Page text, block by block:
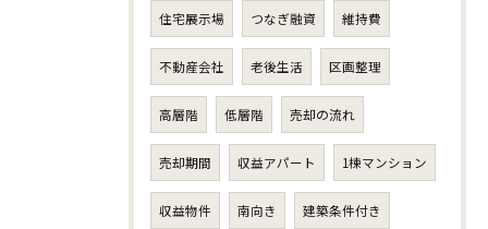
住宅展示場 つなぎ融資 維持費
不動産会社 老後生活 区画整理
高層階 低層階 売却の流れ
売却期間 収益アパート 1棟マンション
収益物件 南向き 建築条件付き